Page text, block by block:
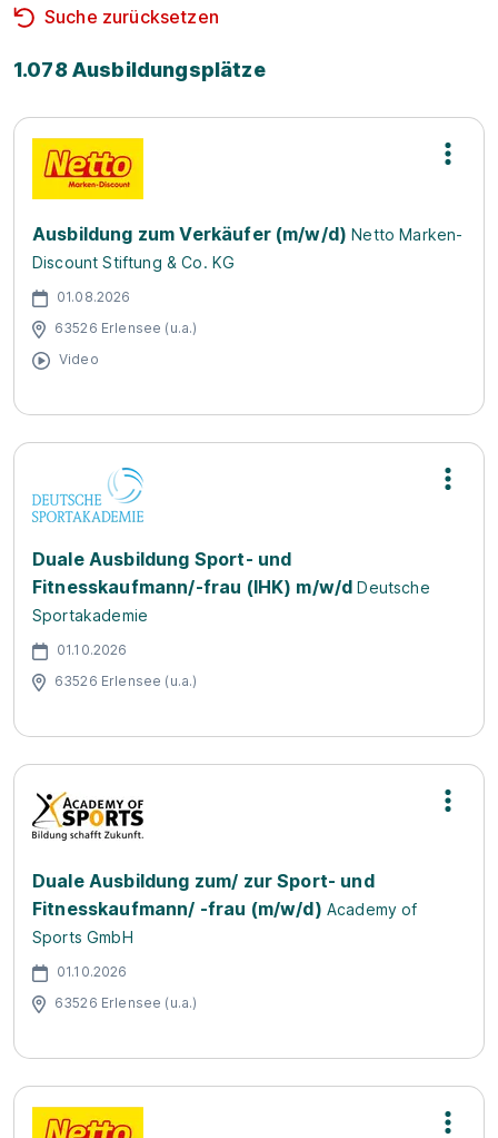
Suche zurücksetzen
1.078 Ausbildungsplätze
Ausbildung zum Verkäufer (m/w/d) Netto Marken-
Discount Stiftung & Co. KG
01.08.2026
63526 Erlensee (u.a.)
Video
Duale Ausbildung Sport- und
Fitnesskaufmann/-frau (IHK) m/w/d Deutsche
Sportakademie
01.10.2026
63526 Erlensee (u.a.)
Duale Ausbildung zum/ zur Sport- und
Fitnesskaufmann/ -frau (m/w/d) Academy of
Sports GmbH
01.10.2026
63526 Erlensee (u.a.)